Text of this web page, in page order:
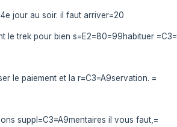
jour au soir. il faut arriver=20
le trek pour bien s=E2=80=99habituer =C3=
le paiement et la r=C3=A9servation. =
suppl=C3=A9mentaires il vous faut,=